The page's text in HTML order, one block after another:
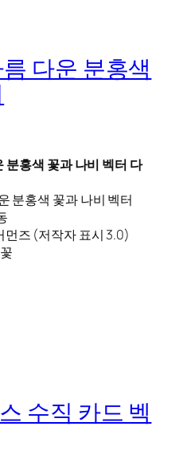
다운 분홍색
분홍색 꽃과 나비 벡터 다
분홍색 꽃과 나비 벡터
먼즈 (저작자 표시 3.0)
수직 카드 벡